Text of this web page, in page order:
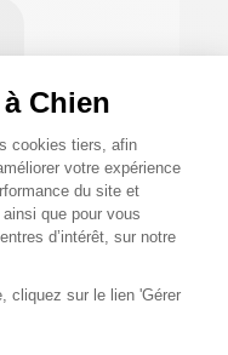
Chien
du
cookies tiers, afin
votre expérience
du site et
que pour vous
d’intérêt, sur notre
cliquez sur le lien 'Gérer
en 3x ou 4x